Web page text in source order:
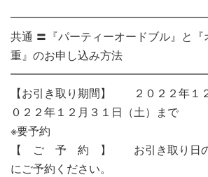
共通 〓『パーティーオードブル』と
重』のお申し込み方法
【お引き取り期間】 ２０２２年１
０２２年１２月３１日（土）まで
※要予約
【 ご 予 約 】 お引き取り日の
にご予約ください。